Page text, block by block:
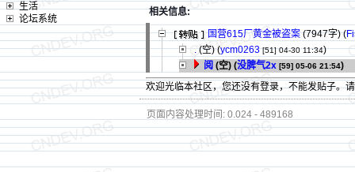
生活
论坛系统
相关信息:
国营615厂黄金被盗案 (7947字)(
.(空) (ycm0263 [51] 04-30 11:34)
阅 (空) (没脾气2x [59] 05-06 21:54)
欢迎光临本社区，您还没有登录，不能发贴子。
页面内容处理时间: 0.024 - 489168